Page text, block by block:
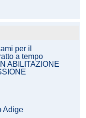
per il
a tempo
ABILITAZIONE
Adige